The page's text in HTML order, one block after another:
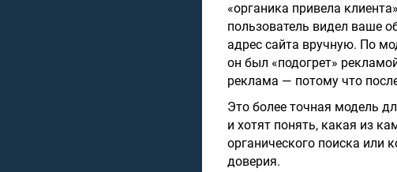
«органика привела
пользователь видел ваше
адрес сайта вручную. По
он был «подогрет»
реклама — потому что
Это более точная модель
и хотят понять, какая из
органического поиска или
доверия.